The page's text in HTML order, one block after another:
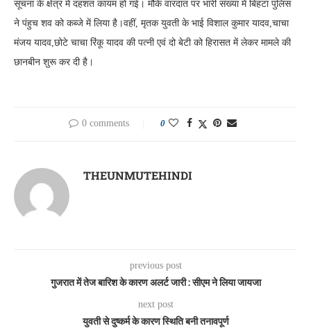
सूचना के क्षेत्र में दहशत कायम हो गई। मौके वारदात पर भारी संख्या में बिहटा पुलिस
ने पंहुच शव को कब्जे में लिया है।वहीं, मृतक युवती के भाई विशाल कुमार यादव,चाचा
मंजय यादव,छोटे चाचा रिंकू यादव की पत्नी एवं दो बेटी को हिरासत में लेकर मामले की
छानबीन शुरू कर दी है।
0 comments 0
THEUNMUTEHINDI
previous post
गुजरात में तेज बारिश के कारण अलर्ट जारी : सीएम ने लिया जायजा
next post
युवती से दुष्कर्म के कारण स्थिति बनी तनावपूर्ण